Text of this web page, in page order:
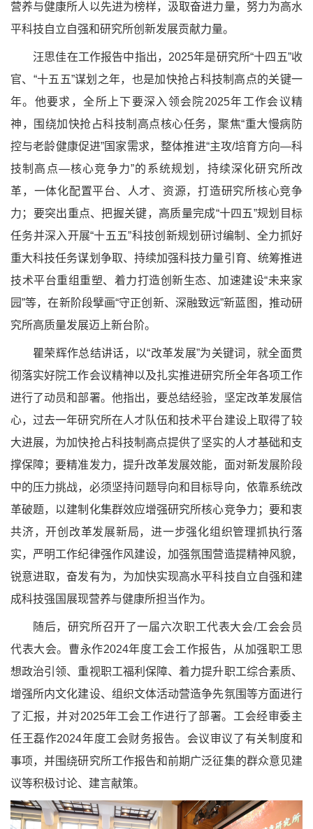
营养与健康所人以先进为榜样，汲取奋进力量，努力为高水
平科技自立自强和研究所创新发展贡献力量。
汪思佳在工作报告中指出，2025年是研究所“十四五”收
官、“十五五”谋划之年，也是加快抢占科技制高点的关键一
年。他要求，全所上下要深入领会院2025年工作会议精
神，围绕加快抢占科技制高点核心任务，聚焦“重大慢病防
控与老龄健康促进”国家需求，整体推进“主攻/培育方向—科
技制高点—核心竞争力”的系统规划，持续深化研究所改
革，一体化配置平台、人才、资源，打造研究所核心竞争
力；要突出重点、把握关键，高质量完成“十四五”规划目标
任务并深入开展“十五五”科技创新规划研讨编制、全力抓好
重大科技任务谋划争取、持续加强科技力量引育、统筹推进
技术平台重组重塑、着力打造创新生态、加速建设“未来家
园”等，在新阶段擘画“守正创新、深融致远”新蓝图，推动研
究所高质量发展迈上新台阶。
瞿荣辉作总结讲话，以“改革发展”为关键词，就全面贯
彻落实好院工作会议精神以及扎实推进研究所全年各项工作
进行了动员和部署。他指出，要总结经验，坚定改革发展信
心，过去一年研究所在人才队伍和技术平台建设上取得了较
大进展，为加快抢占科技制高点提供了坚实的人才基础和支
撑保障；要精准发力，提升改革发展效能，面对新发展阶段
中的压力挑战，必须坚持问题导向和目标导向，依靠系统改
革破题，以建制化集群效应增强研究所核心竞争力；要和衷
共济，开创改革发展新局，进一步强化组织管理抓执行落
实，严明工作纪律强作风建设，加强氛围营造提精神风貌，
锐意进取，奋发有为，为加快实现高水平科技自立自强和建
成科技强国展现营养与健康所担当作为。
随后，研究所召开了一届六次职工代表大会/工会会员
代表大会。曹永作2024年度工会工作报告，从加强职工思
想政治引领、重视职工福利保障、着力提升职工综合素质、
增强所内文化建设、组织文体活动营造争先氛围等方面进行
了汇报，并对2025年工会工作进行了部署。工会经审委主
任王磊作2024年度工会财务报告。会议审议了有关制度和
事项，并围绕研究所工作报告和前期广泛征集的群众意见建
议等积极讨论、建言献策。